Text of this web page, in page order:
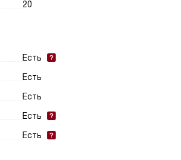
20
Есть
Есть
Есть
Есть
Есть